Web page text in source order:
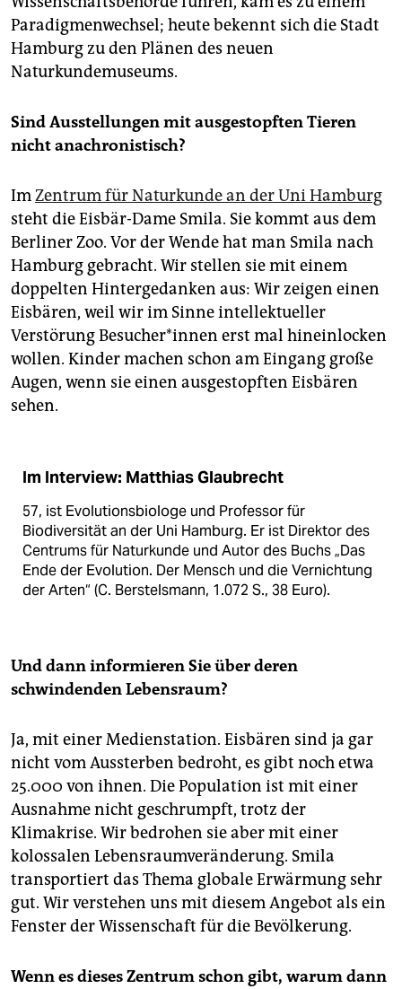
Paradigmenwechsel; heute bekennt sich die Stadt
Hamburg zu den Plänen des neuen
Naturkundemuseums.
Sind Ausstellungen mit ausgestopften Tieren
nicht anachronistisch?
ImZentrum für Naturkunde an der Uni Hamburg
steht die Eisbär-Dame Smila. Sie kommt aus dem
Berliner Zoo. Vor der Wende hat man Smila nach
Hamburg gebracht. Wir stellen sie mit einem
doppelten Hintergedanken aus: Wir zeigen einen
Eisbären, weil wir im Sinne intellektueller
Verstörung Besucher*innen erst mal hineinlocken
wollen. Kinder machen schon am Eingang große
Augen, wenn sie einen ausgestopften Eisbären
sehen.
Im Interview: Matthias Glaubrecht
57, ist Evolutionsbiologe und Professor für
Biodiversität an der Uni Hamburg. Er ist Direktor des
Centrums für Naturkunde und Autor des Buchs „Das
Ende der Evolution. Der Mensch und die Vernichtung
der Arten“ (C. Berstelsmann, 1.072 S., 38 Euro).
Und dann informieren Sie über deren
schwindenden Lebensraum?
Ja, mit einer Medienstation. Eisbären sind ja gar
nicht vom Aussterben bedroht, es gibt noch etwa
25.000 von ihnen. Die Population ist mit einer
Ausnahme nicht geschrumpft, trotz der
Klimakrise. Wir bedrohen sie aber mit einer
kolossalen Lebensraumveränderung. Smila
transportiert das Thema globale Erwärmung sehr
gut. Wir verstehen uns mit diesem Angebot als ein
Fenster der Wissenschaft für die Bevölkerung.
Wenn es dieses Zentrum schon gibt, warum dann